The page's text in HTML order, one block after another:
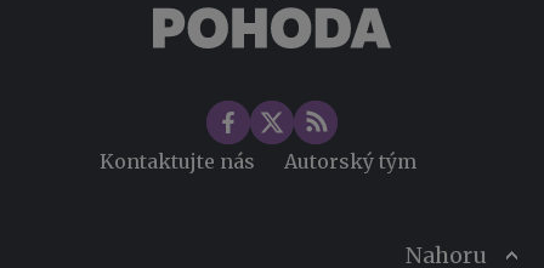
Kontaktujte nás Autorský tým
Nahoru